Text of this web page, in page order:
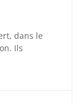
dans le
Ils